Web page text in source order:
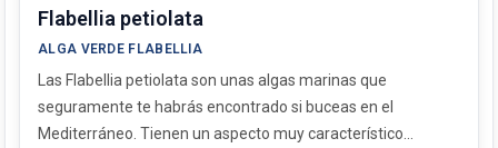
Flabellia petiolata
ALGA VERDE FLABELLIA
Las Flabellia petiolata son unas algas marinas que
seguramente te habrás encontrado si buceas en el
Mediterráneo. Tienen un aspecto muy característico...